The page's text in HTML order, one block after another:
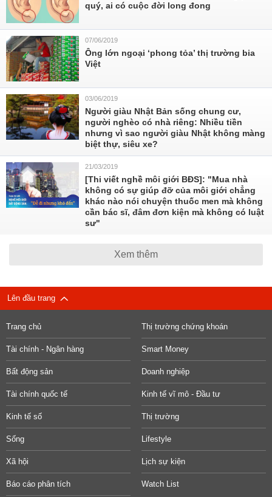
quý, ai có cuộc đời long đong
07/06/2019
Ông lớn ngoại ‘phong tỏa’ thị trường bia
Việt
03/06/2019
Người giàu Nhật Bản sống chung cư,
người nghèo có nhà riêng: Nhiều tiền
nhưng vì sao người giàu Nhật không màng
biệt thự, siêu xe?
21/03/2019
[Thi viết nghề môi giới BĐS]: "Mua nhà
không có sự giúp đỡ của môi giới chẳng
khác nào nói chuyện thuốc men mà không
cần bác sĩ, đâm đơn kiện mà không có luật
sư"
Xem thêm
Lên đầu trang
Trang chủ Thị trường chứng khoán
Tài chính - Ngân hàng Smart Money
Bất động sản Doanh nghiệp
Tài chính quốc tế Kinh tế vĩ mô - Đầu tư
Kinh tế số Thị trường
Sống Lifestyle
Xã hội Lịch sự kiện
Báo cáo phân tích Watch List